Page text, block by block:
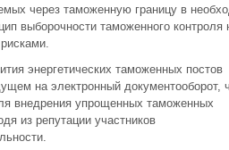
через таможенную границу в
выборочности таможенного контроля
энергетических таможенных постов
на электронный документооборот,
внедрения упрощенных таможенных
из репутации участников